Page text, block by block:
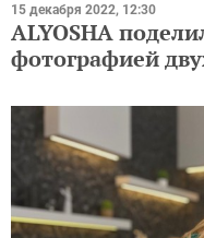
15 декабря 2022, 12:30
ALYOSHA
фотографией